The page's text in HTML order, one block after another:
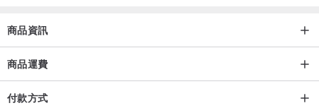
商品資訊
商品運費
付款方式